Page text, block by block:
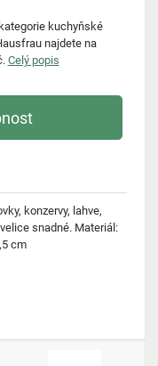
kuchyňské
najdete na
Celý popis
konzervy, lahve,
snadné. Materiál:
cm